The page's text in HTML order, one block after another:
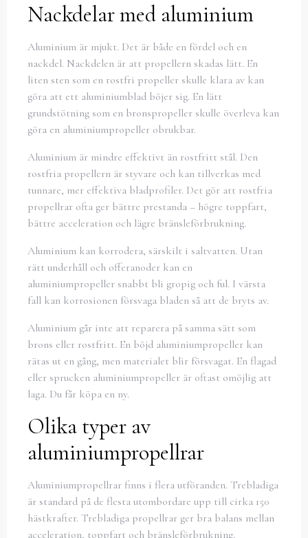
Nackdelar med aluminium
Aluminium är mjukt. Det är både en fördel och en
nackdel. Nackdelen är att propellern skadas lätt. En
liten sten som en rostfri propeller skulle klara av kan
göra att ett aluminiumblad böjer sig. En lätt
grundstötning som en bronspropeller skulle överleva kan
göra en aluminiumpropeller obrukbar.
Aluminium är mindre effektivt än rostfritt stål. Den
rostfria propellern är styvare och kan tillverkas med
tunnare, mer effektiva bladprofiler. Det gör att rostfria
propellrar ofta ger bättre prestanda – högre toppfart,
bättre acceleration och lägre bränsleförbrukning.
Aluminium kan korrodera, särskilt i saltvatten. Utan
rätt underhåll och offeranoder kan en
aluminiumpropeller snabbt bli gropig och ful. I värsta
fall kan korrosionen försvaga bladen så att de bryts av.
Aluminium går inte att reparera på samma sätt som
brons eller rostfritt. En böjd aluminiumpropeller kan
rätas ut en gång, men materialet blir försvagat. En flagad
eller sprucken aluminiumpropeller är oftast omöjlig att
laga. Du får köpa en ny.
Olika typer av
aluminiumpropellrar
Aluminiumpropellrar finns i flera utföranden. Trebladiga
är standard på de flesta utombordare upp till cirka 150
hästkrafter. Trebladiga propellrar ger bra balans mellan
acceleration, toppfart och bränsleförbrukning.